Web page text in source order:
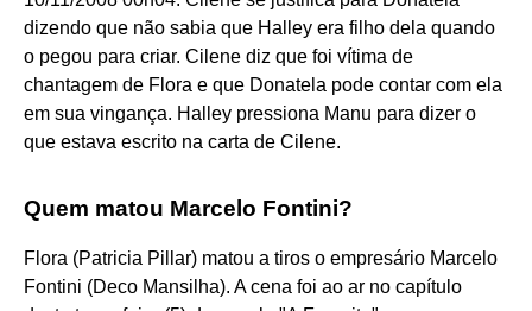
dizendo que não sabia que Halley era filho dela quando
o pegou para criar. Cilene diz que foi vítima de
chantagem de Flora e que Donatela pode contar com ela
em sua vingança. Halley pressiona Manu para dizer o
que estava escrito na carta de Cilene.
Quem matou Marcelo Fontini?
Flora (Patricia Pillar) matou a tiros o empresário Marcelo
Fontini (Deco Mansilha). A cena foi ao ar no capítulo